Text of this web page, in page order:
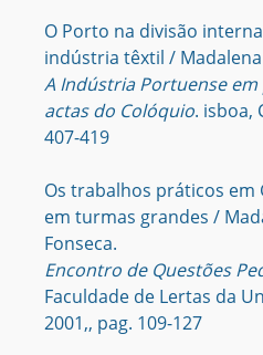
O Porto na divisão
indústria têxtil /
A Indústria Portuense
actas do Colóquio. isboa,
407-419
Os trabalhos práticos em
em turmas grandes /
Fonseca.
Encontro de Questões
Faculdade de Lertas da
2001,, pag. 109-127